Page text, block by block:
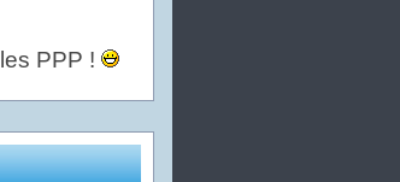
PPP !